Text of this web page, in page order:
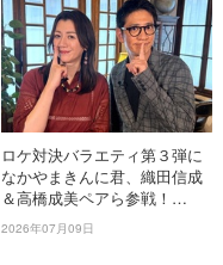
ロケ対決バラエティ第３弾に
なかやまきんに君、織田信成
＆高橋成美ペアら参戦！
『野々村友紀子を黙らせ
ろ！』１２日（日）昼に放
2026年07月09日